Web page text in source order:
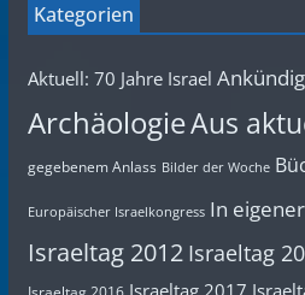
Kategorien
Aktuell: 70 Jahre Israel
ArchäologieAus
gegebenem Anlass Bilder der Woche
Europäischer Israelkongress In
Israeltag 2012 Israeltag
Israeltag 2017